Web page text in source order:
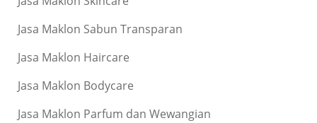
Jasa Maklon Sabun Transparan
Jasa Maklon Haircare
Jasa Maklon Bodycare
Jasa Maklon Parfum dan Wewangian